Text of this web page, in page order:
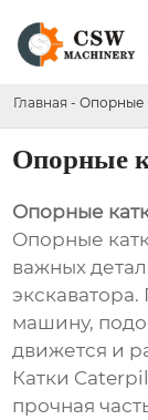
Главная - Опорные
Опорные
Опорные
Опорные
важных
машину,
движется и
Катки
прочная